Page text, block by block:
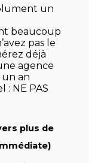
un
beaucoup
pas le
déjà
agence
un an
: NE PAS
plus de